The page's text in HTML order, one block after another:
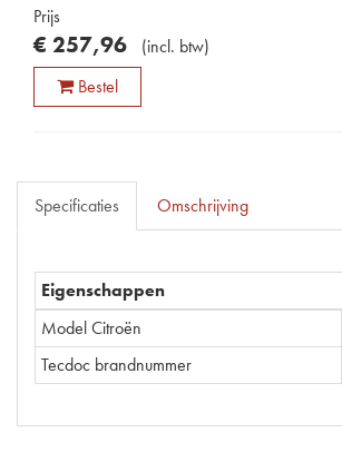
Prijs
€ 257,96 (incl. btw)
Bestel
Specificaties Omschrijving
Eigenschappen
Model Citroën
Tecdoc brandnummer